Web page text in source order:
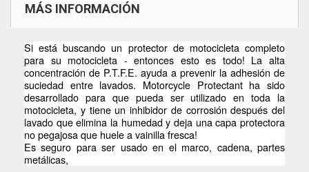
MÁS INFORMACIÓN
Si está buscando un protector de motocicleta completo
para su motocicleta - entonces esto es todo! La alta
concentración de P.T.F.E. ayuda a prevenir la adhesión de
suciedad entre lavados. Motorcycle Protectant ha sido
desarrollado para que pueda ser utilizado en toda la
motocicleta, y tiene un inhibidor de corrosión después del
lavado que elimina la humedad y deja una capa protectora
no pegajosa que huele a vainilla fresca!
Es seguro para ser usado en el marco, cadena, partes
metálicas,